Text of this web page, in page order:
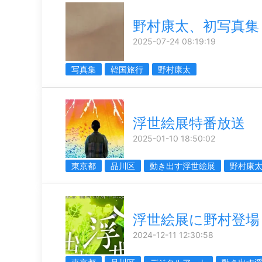
野村康太、初写真集
2025-07-24 08:19:19
写真集 韓国旅行 野村康太
浮世絵展特番放送
2025-01-10 18:50:02
東京都 品川区 動き出す浮世絵展 野村康太
浮世絵展に野村登場
2024-12-11 12:30:58